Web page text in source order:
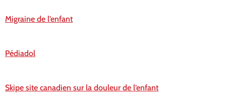
Migraine de l’enfant
Pédiadol
Skipe site canadien sur la douleur de l’enfant